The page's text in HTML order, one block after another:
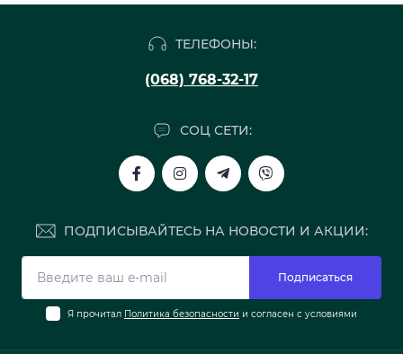
ТЕЛЕФОНЫ:
(068) 768-32-17
СОЦ СЕТИ:
ПОДПИСЫВАЙТЕСЬ НА НОВОСТИ И АКЦИИ:
Подписаться
Я прочитал Политика безопасности и согласен с условиями